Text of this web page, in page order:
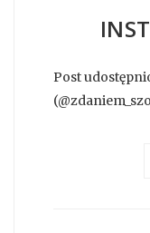
Post